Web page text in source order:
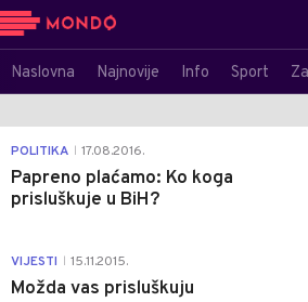
Naslovna Najnovije Info Sport
POLITIKA 17.08.2016.
Papreno plaćamo: Ko koga
prisluškuje u BiH?
VIJESTI 15.11.2015.
Možda vas prisluškuju